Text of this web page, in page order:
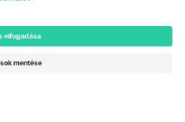
Engelberg, Switzerland